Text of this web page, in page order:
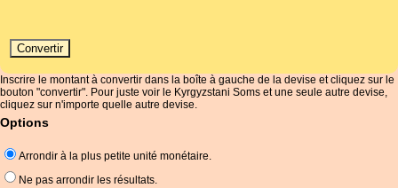
Inscrire le montant à convertir dans la boîte à gauche de la devise et cliquez sur le
bouton "convertir". Pour juste voir le Kyrgyzstani Soms et une seule autre devise,
cliquez sur n'importe quelle autre devise.
Options
Arrondir à la plus petite unité monétaire.
Ne pas arrondir les résultats.